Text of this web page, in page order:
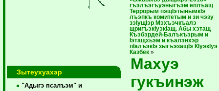
Зытеухуахэр
"Адыгэ псалъэм" и
гъэлъэгъуэныгъэм еплъащ
Террорым пэщIэтынымкIэ
лъэпкъ комитетым и зи чэзу
зэIущIэр Мэхъэчкъалэ
щригъэкIуэкIащ. Абы хэтащ
Къэбэрдей-Балъкъэрым и
Iэтащхьэм и къалэнхэр
пIалъэкIэ зыгъэзащIэ КIуэкIуэ
Казбек »
Махуэ
гукъинэж